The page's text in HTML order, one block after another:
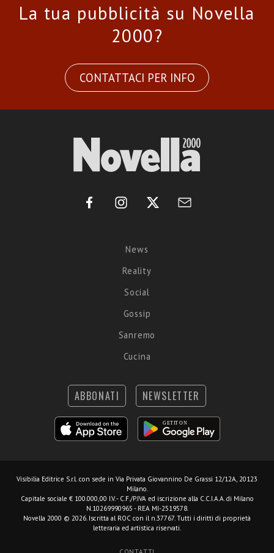
La tua pubblicità su Novella
2000?
CONTATTACI PER INFO
News
Reality
Social
Gossip
Sanremo
Cucina
ABBONATI NEWSLETTER
Visibilia Editrice S.r.l. con sede in Via Privata Giovannino De Grassi 12/12A, 20123
Milano.
Capitale sociale € 100.000,00 I.V. - C.F./P.IVA ed iscrizione alla C.C.I.A.A. di Milano
N.10269990965 - REA MI-2519578.
Novella 2000 © 2026. Iscritta al ROC con il n.37767. Tutti i diritti di proprietà
letteraria ed artistica riservati.